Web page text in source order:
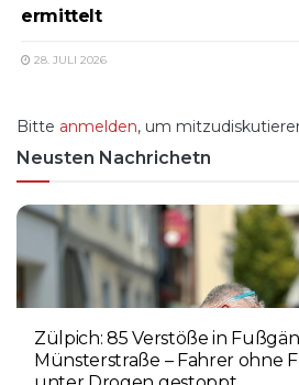
ermittelt
28. JULI 2026
Bitte anmelden, um
Neusten Nachrichetn
Zülpich: 85 Verstöße in
Münsterstraße – Fahrer ohne